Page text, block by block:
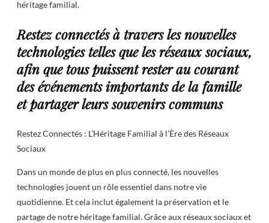
héritage familial.
Restez connectés à travers les nouvelles
technologies telles que les réseaux sociaux,
afin que tous puissent rester au courant
des événements importants de la famille
et partager leurs souvenirs communs
Restez Connectés : L’Héritage Familial à l’Ère des Réseaux
Sociaux
Dans un monde de plus en plus connecté, les nouvelles
technologies jouent un rôle essentiel dans notre vie
quotidienne. Et cela inclut également la préservation et le
partage de notre héritage familial. Grâce aux réseaux sociaux et